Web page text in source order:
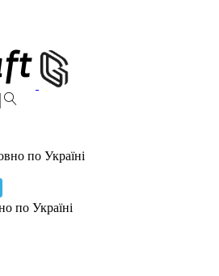
по Україні
по Україні